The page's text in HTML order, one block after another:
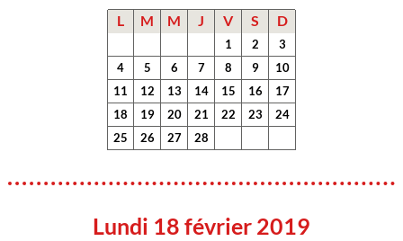
L M M J V S D
1 2
3
4
5 6 7 8 9
10
11
12 13 14 15 16
17
18
19 20 21 22 23
24
25
26 27 28
Lundi 18 février 2019